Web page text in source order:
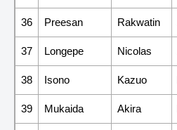
36 Preesan Rakwatin
37 Longepe Nicolas
38 Isono Kazuo
39 Mukaida Akira